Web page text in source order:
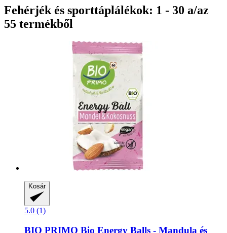
Fehérjék és sporttáplálékok: 1 - 30 a/az
55 termékből
Kosár
5.0 (1)
BIO PRIMO Bio Energy Balls -​ Mandula és